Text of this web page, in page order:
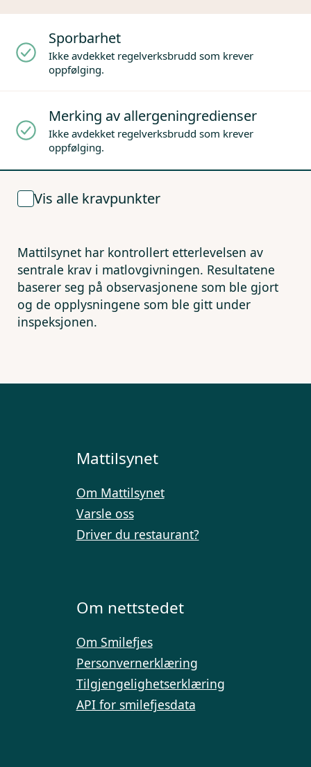
Sporbarhet
Ikke avdekket regelverksbrudd som krever
oppfølging.
Merking av allergeningredienser
Ikke avdekket regelverksbrudd som krever
oppfølging.
Vis alle kravpunkter
Mattilsynet har kontrollert etterlevelsen av
sentrale krav i matlovgivningen. Resultatene
baserer seg på observasjonene som ble gjort
og de opplysningene som ble gitt under
inspeksjonen.
Mattilsynet
Om Mattilsynet
Varsle oss
Driver du restaurant?
Om nettstedet
Om Smilefjes
Personvernerklæring
Tilgjengelighetserklæring
API for smilefjesdata